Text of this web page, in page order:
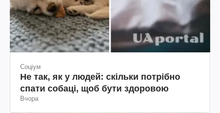
Соціум
Не так, як у людей: скільки потрібно
спати собаці, щоб бути здоровою
Вчора